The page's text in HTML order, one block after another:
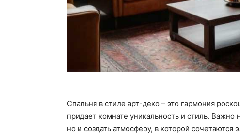
Спальня в стиле арт-деко – это гармония
придает комнате уникальность и стиль.
но и создать атмосферу, в которой сочетаются